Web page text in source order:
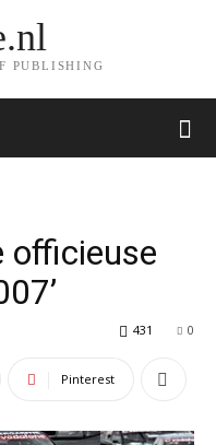
PUBLISHING
officieuse
0
431
Pinterest